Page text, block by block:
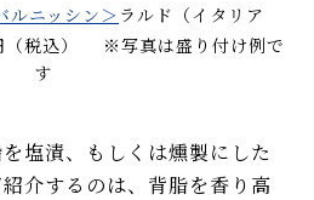
ルニッシン＞ ラルド（イタリア
（税込） ※写真は盛り付け例で
す
を塩漬、もしくは燻製にした
介するのは、背脂を香り高